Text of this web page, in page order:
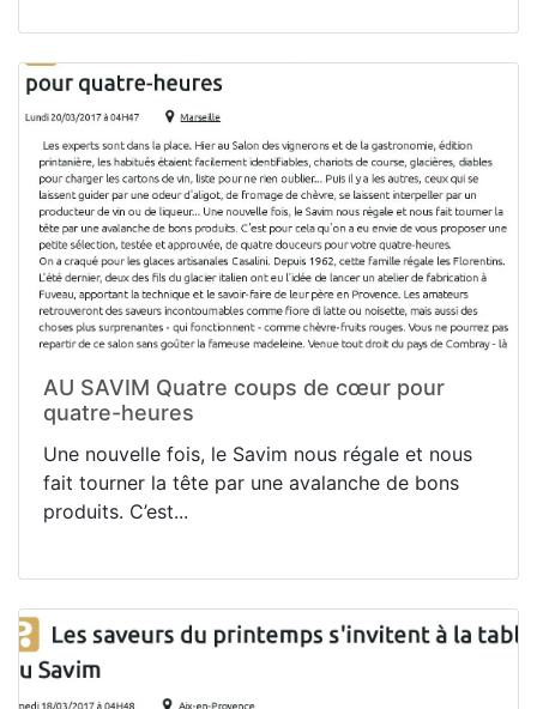
AU SAVIM Quatre coups de cœur pour
quatre-heures
Une nouvelle fois, le Savim nous régale et nous
fait tourner la tête par une avalanche de bons
produits. C’est...